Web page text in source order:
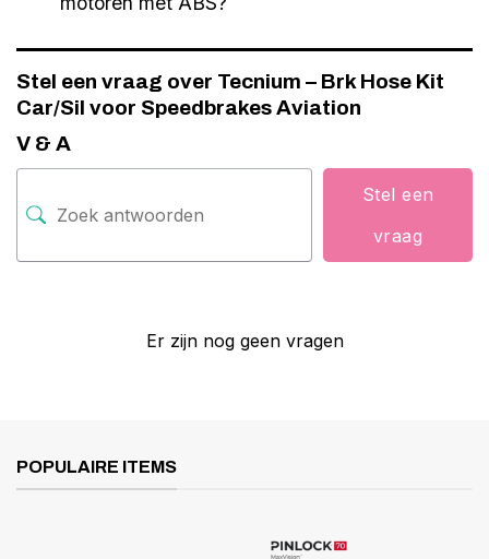
Stel een vraag over Tecnium – Brk Hose Kit
Car/Sil voor Speedbrakes Aviation
V & A
Stel een
vraag
Er zijn nog geen vragen
POPULAIRE ITEMS